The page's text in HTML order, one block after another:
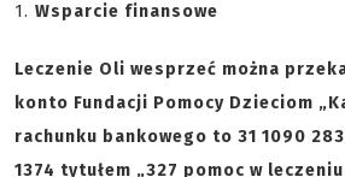
1. Wsparcie finansowe
Leczenie Oli wesprzeć można
konto Fundacji Pomocy Dzieciom
rachunku bankowego to 31 1090
1374 tytułem „327 pomoc w